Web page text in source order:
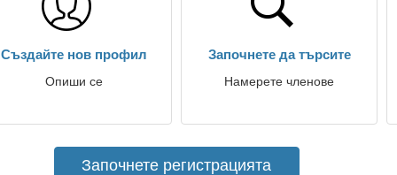
Създайте нов профил
Опиши се
Започнете да търсите
Намерете членове
Започнете регистрацията